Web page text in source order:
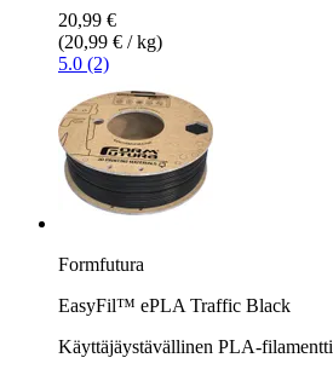
20,99 €
(20,99 € / kg)
5.0 (2)
Formfutura
EasyFil™ ePLA Traffic Black
Käyttäjäystävällinen PLA-filamentti